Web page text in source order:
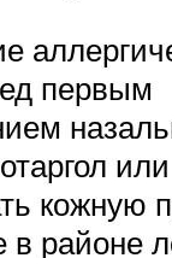
первым
кожную
в районе